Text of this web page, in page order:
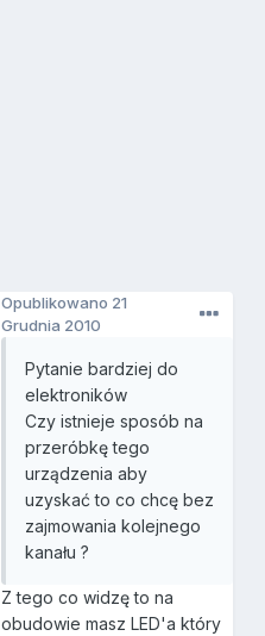
Opublikowano 21
Grudnia 2010
Pytanie bardziej do
elektroników
Czy istnieje sposób na
przeróbkę tego
urządzenia aby
uzyskać to co chcę bez
zajmowania kolejnego
kanału ?
Z tego co widzę to na
obudowie masz LED'a który